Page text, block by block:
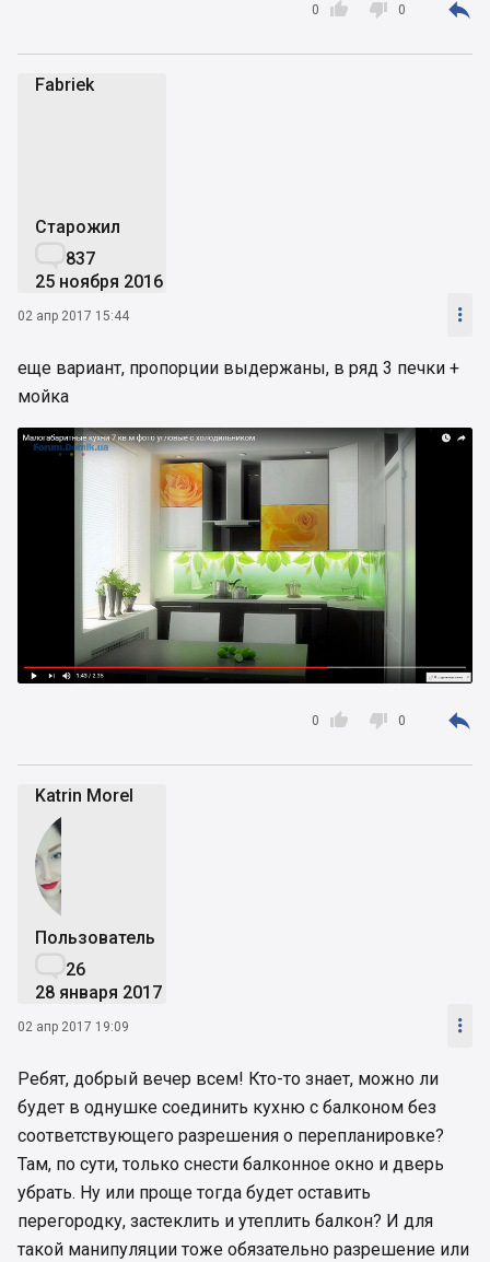

0  0 
Fabriek
Старожил
837
25 ноября 2016
02 апр 2017 15:44 
еще вариант, пропорции выдержаны, в ряд 3 печки +
мойка

0  0 
Katrin Morel
Пользователь
26
28 января 2017
02 апр 2017 19:09 
Ребят, добрый вечер всем! Кто-то знает, можно ли
будет в однушке соединить кухню с балконом без
соответствующего разрешения о перепланировке?
Там, по сути, только снести балконное окно и дверь
убрать. Ну или проще тогда будет оставить
перегородку, застеклить и утеплить балкон? И для
такой манипуляции тоже обязательно разрешение или